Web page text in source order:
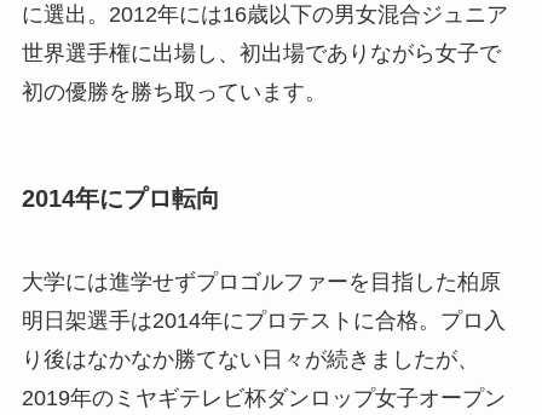
に選出。2012年には16歳以下の男女混合ジュニア
世界選手権に出場し、初出場でありながら女子で
初の優勝を勝ち取っています。
2014年にプロ転向
大学には進学せずプロゴルファーを目指した柏原
明日架選手は2014年にプロテストに合格。プロ入
り後はなかなか勝てない日々が続きましたが、
2019年のミヤギテレビ杯ダンロップ女子オープン